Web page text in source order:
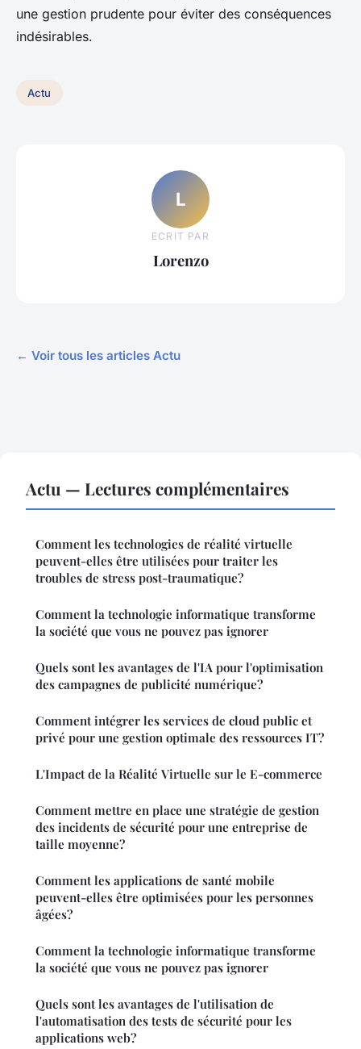
une gestion prudente pour éviter des conséquences
indésirables.
Actu
L
ECRIT PAR
Lorenzo
← Voir tous les articles Actu
Actu — Lectures complémentaires
Comment les technologies de réalité virtuelle
peuvent-elles être utilisées pour traiter les
troubles de stress post-traumatique?
Comment la technologie informatique transforme
la société que vous ne pouvez pas ignorer
Quels sont les avantages de l'IA pour l'optimisation
des campagnes de publicité numérique?
Comment intégrer les services de cloud public et
privé pour une gestion optimale des ressources IT?
L'Impact de la Réalité Virtuelle sur le E-commerce
Comment mettre en place une stratégie de gestion
des incidents de sécurité pour une entreprise de
taille moyenne?
Comment les applications de santé mobile
peuvent-elles être optimisées pour les personnes
âgées?
Comment la technologie informatique transforme
la société que vous ne pouvez pas ignorer
Quels sont les avantages de l'utilisation de
l'automatisation des tests de sécurité pour les
applications web?